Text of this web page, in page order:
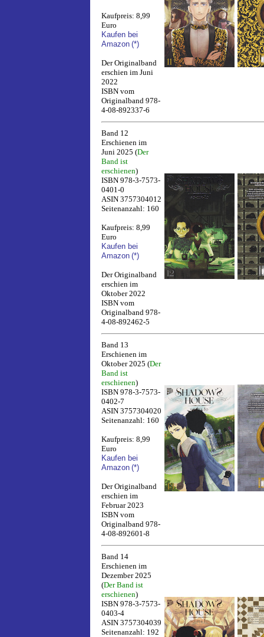
Kaufpreis: 8,99
Euro
Kaufen bei
Amazon (*)
Der Originalband
erschien im Juni
2022
ISBN vom
Originalband 978-
4-08-892337-6
Band 12
Erschienen im
Juni 2025 (Der
Band ist
erschienen)
ISBN 978-3-7573-
0401-0
ASIN 3757304012
Seitenanzahl: 160
Kaufpreis: 8,99
Euro
Kaufen bei
Amazon (*)
Der Originalband
erschien im
Oktober 2022
ISBN vom
Originalband 978-
4-08-892462-5
Band 13
Erschienen im
Oktober 2025 (Der
Band ist
erschienen)
ISBN 978-3-7573-
0402-7
ASIN 3757304020
Seitenanzahl: 160
Kaufpreis: 8,99
Euro
Kaufen bei
Amazon (*)
Der Originalband
erschien im
Februar 2023
ISBN vom
Originalband 978-
4-08-892601-8
Band 14
Erschienen im
Dezember 2025
(Der Band ist
erschienen)
ISBN 978-3-7573-
0403-4
ASIN 3757304039
Seitenanzahl: 192